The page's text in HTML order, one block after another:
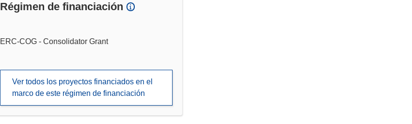
Régimen de financiación
ERC-COG - Consolidator Grant
Ver todos los proyectos financiados en el
marco de este régimen de financiación